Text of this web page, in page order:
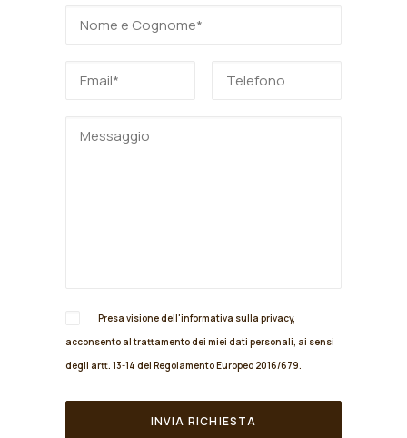
Presa visione dell'informativa sulla privacy,
acconsento al trattamento dei miei dati personali, ai sensi
degli artt. 13-14 del Regolamento Europeo 2016/679.